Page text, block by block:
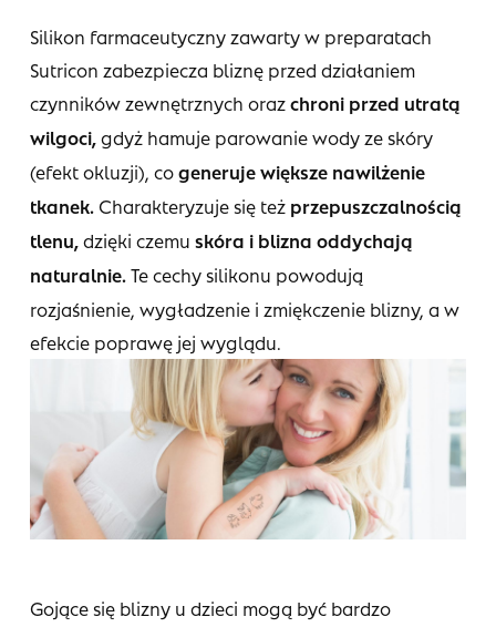
Silikon farmaceutyczny zawarty w preparatach
Sutricon zabezpiecza bliznę przed działaniem
czynników zewnętrznych oraz chroni przed utratą
wilgoci, gdyż hamuje parowanie wody ze skóry
(efekt okluzji), co generuje większe nawilżenie
tkanek. Charakteryzuje się też przepuszczalnością
tlenu, dzięki czemu skóra i blizna oddychają
naturalnie. Te cechy silikonu powodują
rozjaśnienie, wygładzenie i zmiękczenie blizny, a w
efekcie poprawę jej wyglądu.
Gojące się blizny u dzieci mogą być bardzo